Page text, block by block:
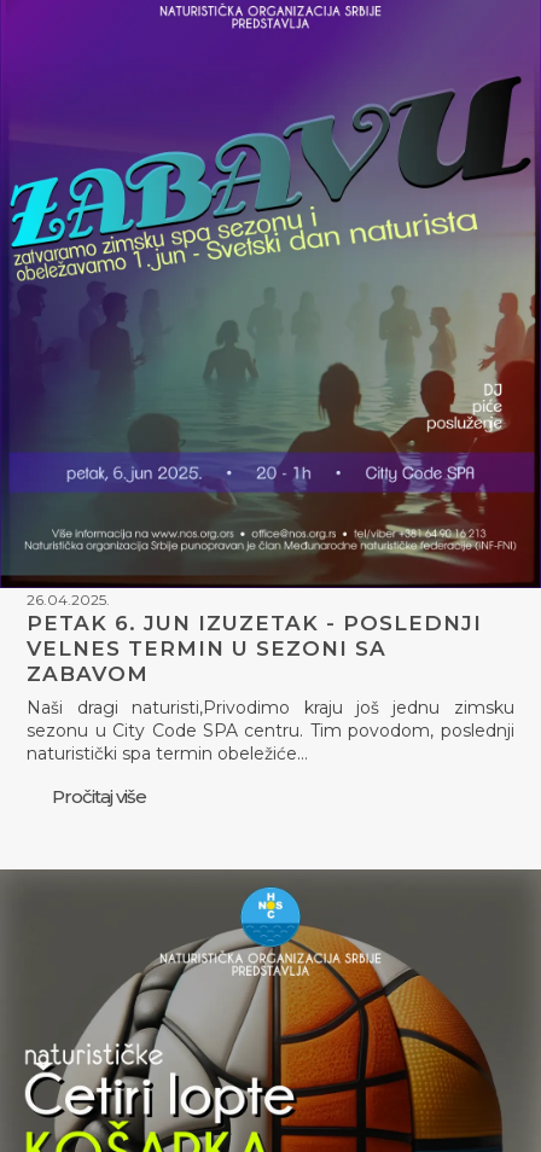
26.04.2025.
PETAK 6. JUN IZUZETAK - POSLEDNJI
VELNES TERMIN U SEZONI SA
ZABAVOM
Naši dragi naturisti,Privodimo kraju još jednu zimsku
sezonu u City Code SPA centru. Tim povodom, poslednji
naturistički spa termin obeležiće…
Pročitaj više